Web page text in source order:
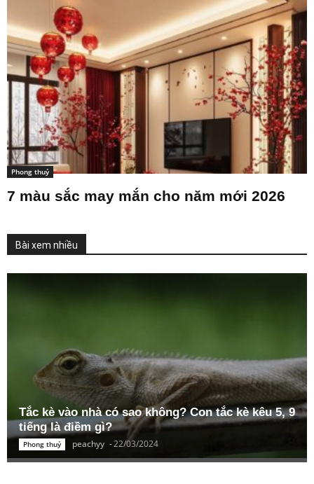
Phong thuỷ
7 màu sắc may mắn cho năm mới 2026
Bài xem nhiều
Tắc kè vào nhà có sao không? Con tắc kè kêu 5, 9
tiếng là điềm gì?
Phong thuỷ peachyy -22/03/2024